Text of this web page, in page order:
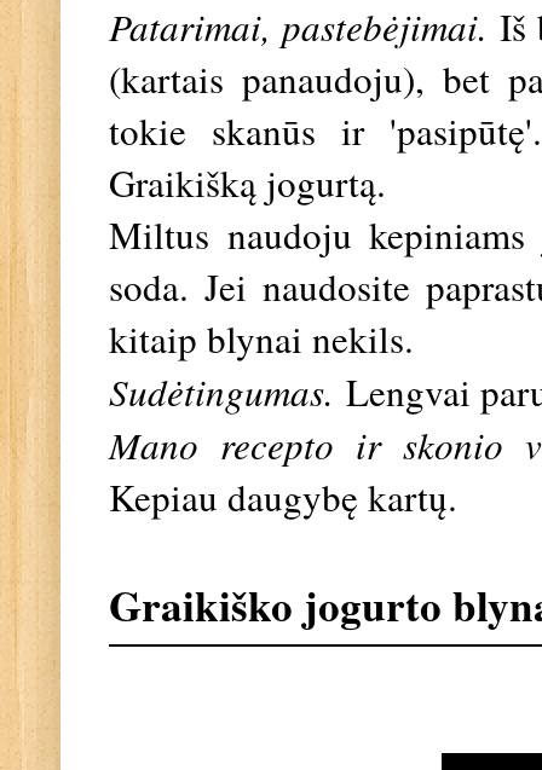
Patarimai, pastebėjimai. Iš
(kartais panaudoju), bet
tokie skanūs ir
Graikišką jogurtą.
Miltus naudoju
soda. Jei naudosite
kitaip blynai nekils.
Sudėtingumas. Lengvai
Mano recepto ir skonio
Kepiau daugybę kartų.
Graikiško jogurto